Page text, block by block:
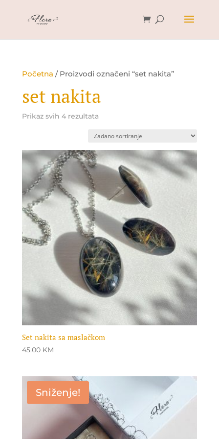
Početna / Proizvodi označeni “set nakita”
set nakita
Prikaz svih 4 rezultata
Set nakita sa maslačkom
45.00 KM
Sniženje!